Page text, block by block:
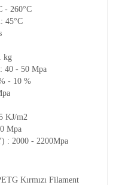
- 260°C
45°C
kg
40 - 50 Mpa
- 10 %
KJ/m2
Mpa
: 2000 - 2200Mpa
Kırmızı Filament